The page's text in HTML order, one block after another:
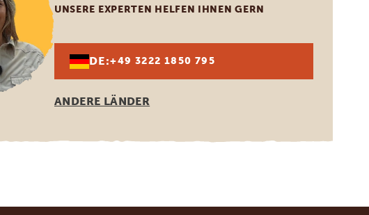
UNSERE EXPERTEN HELFEN IHNEN GERN
DE:+49 3222 1850 795
ANDERE LÄNDER